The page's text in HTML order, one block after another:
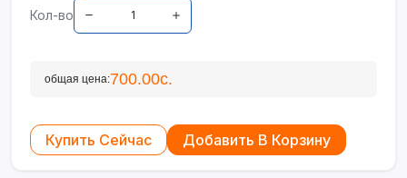
Кол-во
общая цена:700.00с.
Купить Сейчас Добавить В Корзину